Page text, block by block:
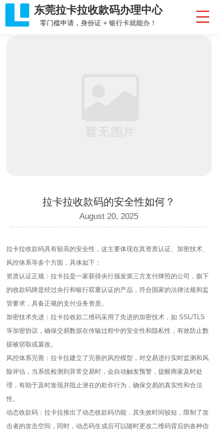
东莞拉卡拉收款码办理中心
零门槛申请，身份证 + 银行卡就能办！
拉卡拉收款码的安全性如何？
August 20, 2025
拉卡拉收款码具有较高的安全性，这主要体现在其资质认证、加密技术、
风控体系等多个方面，具体如下：
资质认证正规：拉卡拉是一家获得央行颁发第三方支付牌照的公司，旗下
的收款码牌是经过央行和银行双重认证的产品，符合国家的法律法规和监
管要求，具备正规的支付业务资质。
加密技术先进：拉卡拉收款二维码采用了先进的加密技术，如 SSL/TLS
等加密协议，确保交易数据在传输过程中的安全性和隐私性，有效防止数
据被窃取或篡改。
风控体系完善：拉卡拉建立了完善的风控模型，对交易进行实时监测和风
险评估，当系统检测到异常交易时，会自动触发预警，提醒商家及时处
理，有助于及时发现并阻止潜在的欺诈行为，确保交易的真实性和合法
性。
动态收款码：拉卡拉推出了动态收款码功能，其失效时间较短，限制了攻
击者的攻击空间，同时，动态码生成后可以随时更改二维码背后的各种信